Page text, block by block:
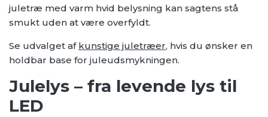
juletræ med varm hvid belysning kan sagtens stå
smukt uden at være overfyldt.
Se udvalget af kunstige juletræer, hvis du ønsker en
holdbar base for juleudsmykningen.
Julelys – fra levende lys til
LED